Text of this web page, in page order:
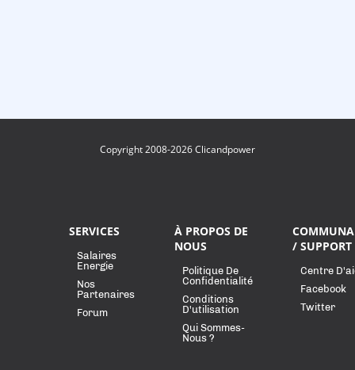
Copyright 2008-2026 Clicandpower
SERVICES
Salaires
Energie
Nos
Partenaires
Forum
À PROPOS DE
NOUS
Politique De
Confidentialité
Conditions
D'utilisation
Qui Sommes-
Nous ?
/ SUPPORT
Centre
Facebook
Twitter